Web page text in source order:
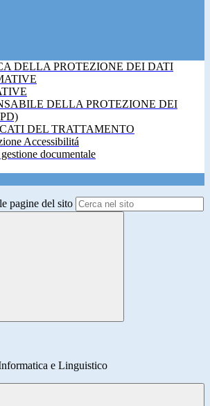
DELLA PROTEZIONE DEI DATI
DELLA PROTEZIONE DEI
DEL TRATTAMENTO
Accessibilitá
documentale
pagine del sito
e Linguistico